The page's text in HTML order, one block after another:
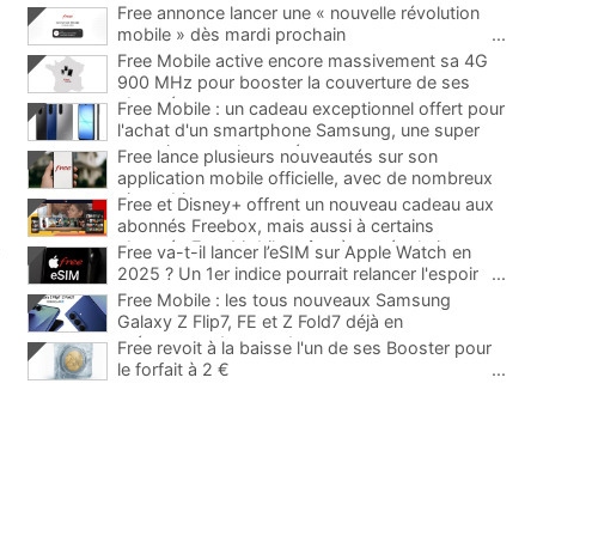
Free annonce lancer une « nouvelle révolution
mobile » dès mardi prochain
...
Free Mobile active encore massivement sa 4G
900 MHz pour booster la couverture de ses
abonnés
...
Free Mobile : un cadeau exceptionnel offert pour
l'achat d'un smartphone Samsung, une super
occasion pour la rentrée
Free lance plusieurs nouveautés sur son
application mobile officielle, avec de nombreux
ajouts bienvenus
...
Free et Disney+ offrent un nouveau cadeau aux
abonnés Freebox, mais aussi à certains
abonnés Free Mobile grâce à une évolution
Free va-t-il lancer l’eSIM sur Apple Watch en
2025 ? Un 1er indice pourrait relancer l'espoir
...
Free Mobile : les tous nouveaux Samsung
Galaxy Z Flip7, FE et Z Fold7 déjà en
précommande avec des promos
Free revoit à la baisse l'un de ses Booster pour
le forfait à 2 €
...